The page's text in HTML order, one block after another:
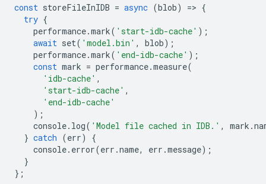
const storeFileInIDB = async (blob) => {
try {
performance.mark( 'start-idb-cache' );
await set( 'model.bin' , blob);
performance.mark( 'end-idb-cache' );
const mark = performance.measure(
'idb-cache' ,
'start-idb-cache' ,
'end-idb-cache'
);
console. log( 'Model file cached in IDB.' , mark .
} catch (err)
{
console. error(err .name, err .message);
}
};